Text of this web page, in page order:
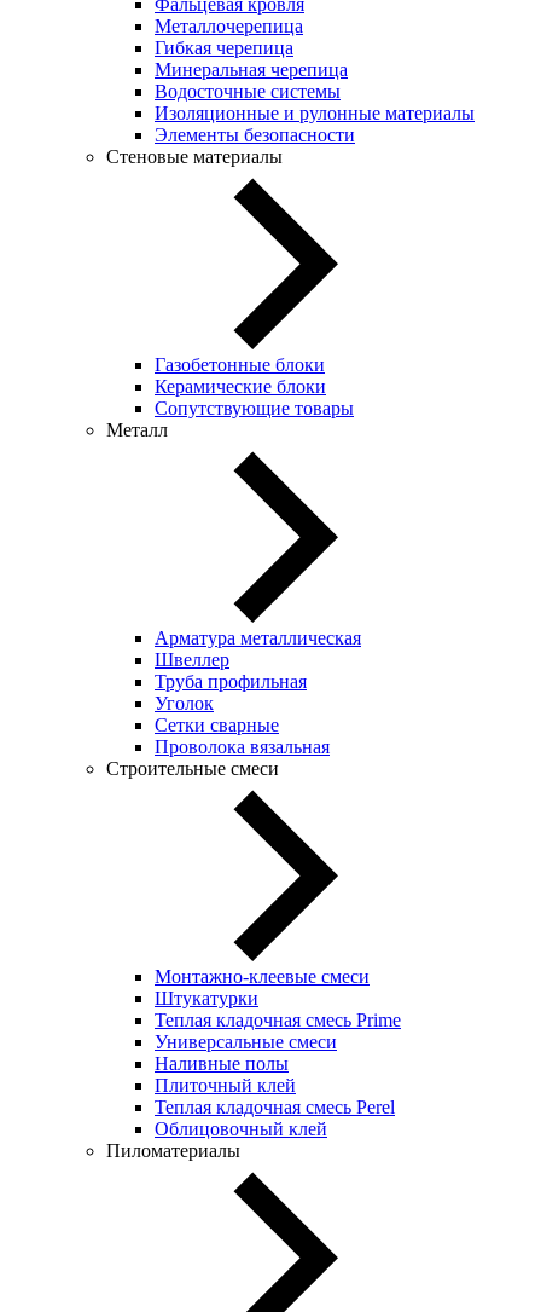
Металлочерепица
Гибкая черепица
Минеральная черепица
Водосточные системы
Изоляционные и рулонные материалы
Элементы безопасности
Стеновые материалы
Газобетонные блоки
Керамические блоки
Сопутствующие товары
Металл
Арматура металлическая
Швеллер
Труба профильная
Уголок
Сетки сварные
Проволока вязальная
Строительные смеси
Монтажно-клеевые смеси
Штукатурки
Теплая кладочная смесь Prime
Универсальные смеси
Наливные полы
Плиточный клей
Теплая кладочная смесь Perel
Облицовочный клей
Пиломатериалы